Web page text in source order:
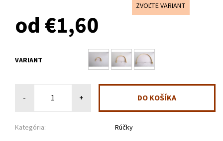
ZVOĽTE VARIANT
od €1,60
VARIANT
- +
Kategória: Rúčky